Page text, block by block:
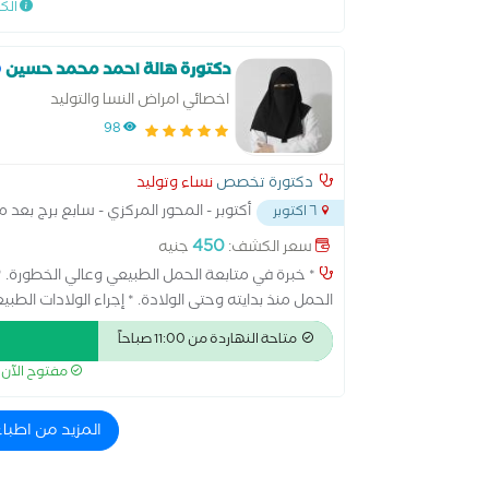
بطانه الرحم المهاجره وإلتصاقات الحوض الناتجه
جنس المولود بأفضل الأسعار
دكتورة هالة احمد محمد حسين
اخصائي امراض النسا والتوليد
98
دكتورة تخصصنساء وتوليد
أكتوبر - المحور المركزي - سابع برج
سعر الكشف:450جنيه
* خبرة في متابعة الحمل الطبيعي وعالي
الحمل منذ بدايته وحتى الولادة. * إجراء الولادات
تشخيص وعلاج اضطرابات الدورة الشهرية. * متابعة
الرحم والثدي. * تركيب وإزالة وسائل تنظيم الأسرة.
متاحة النهاردة من 11:00 صباحاً
مفتوح الآن
المزيد من اطباء